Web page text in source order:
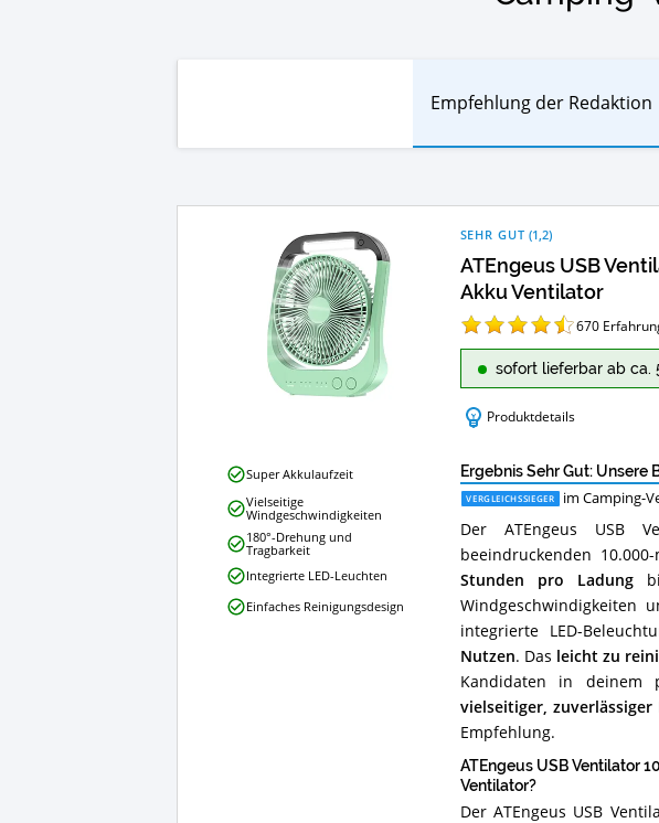
Empfehlung der Redaktion
ATEngeus USB
Akku Ventilator
SEHR GUT (1,2)
670
sofort lieferbar ab ca.
Produktdetails
Ergebnis Sehr Gut:
VERGLEICHSSIEGER im Camping-
Der ATEngeus USB
beeindruckenden
Stunden pro Ladung
Windgeschwindigkeiten
integrierte LED-
Nutzen. Das leicht zu
Kandidaten in deinem
vielseitiger,
Empfehlung.
ATEngeus USB Ventilator
Ventilator?
Der ATEngeus USB
ATEngeus
Ventilator
10000mAh
Ventilator
Vorteile:
Super Akkulaufzeit
Vielseitige
Windgeschwindigkeiten
180°-Drehung und
Tragbarkeit
Integrierte LED-Leuchten
Einfaches Reinigungsdesign